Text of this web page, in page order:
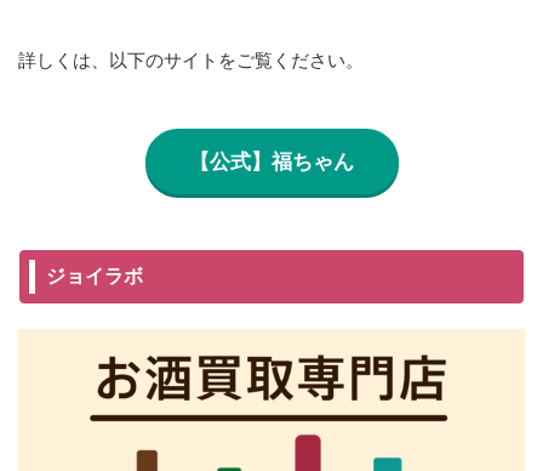
詳しくは、以下のサイトをご覧ください。
【公式】福ちゃん
ジョイラボ